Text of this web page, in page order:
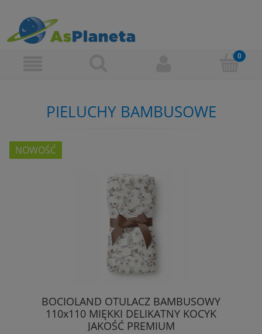
PIELUCHY BAMBUSOWE
BOCIOLAND OTULACZ BAMBUSOWY
110x110 MIĘKKI DELIKATNY KOCYK
JAKOŚĆ PREMIUM
NOWOŚĆ